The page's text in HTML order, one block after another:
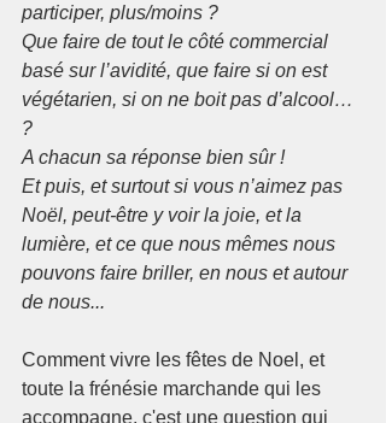
participer, plus/moins ?
Que faire de tout le côté commercial
basé sur l’avidité, que faire si on est
végétarien, si on ne boit pas d’alcool…
?
A chacun sa réponse bien sûr !
Et puis, et surtout si vous n’aimez pas
Noël, peut-être y voir la joie, et la
lumière, et ce que nous mêmes nous
pouvons faire briller, en nous et autour
de nous...
Comment vivre les fêtes de Noel, et
toute la frénésie marchande qui les
accompagne, c'est une question qui